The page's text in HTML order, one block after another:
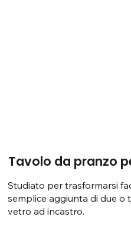
Tavolo da pranzo
Studiato per trasformarsi
semplice aggiunta di due o
vetro ad incastro.